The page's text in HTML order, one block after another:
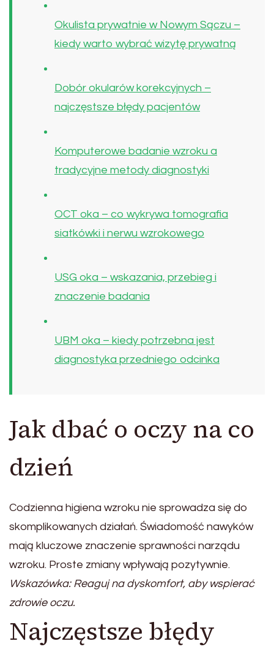
Okulista prywatnie w Nowym Sączu –
kiedy warto wybrać wizytę prywatną
Dobór okularów korekcyjnych –
najczęstsze błędy pacjentów
Komputerowe badanie wzroku a
tradycyjne metody diagnostyki
OCT oka – co wykrywa tomografia
siatkówki i nerwu wzrokowego
USG oka – wskazania, przebieg i
znaczenie badania
UBM oka – kiedy potrzebna jest
diagnostyka przedniego odcinka
Jak dbać o oczy na co
dzień
Codzienna higiena wzroku nie sprowadza się do
skomplikowanych działań. Świadomość nawyków
mają kluczowe znaczenie sprawności narządu
wzroku. Proste zmiany wpływają pozytywnie.
Wskazówka: Reaguj na dyskomfort, aby wspierać
zdrowie oczu.
Najczęstsze błędy